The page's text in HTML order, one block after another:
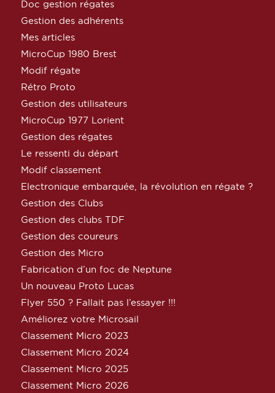
Doc gestion régates
Gestion des adhérents
Mes articles
MicroCup 1980 Brest
Modif régate
Rétro Proto
Gestion des utilisateurs
MicroCup 1977 Lorient
Gestion des régates
Le ressenti du départ
Modif classement
Electronique embarquée, la révolution en régate ?
Gestion des Clubs
Gestion des clubs TDF
Gestion des coureurs
Gestion des Micro
Fabrication d’un foc de Neptune
Un nouveau Proto Lucas
Flyer 550 ? Fallait pas l’essayer !!!
Améliorez votre Microsail
Classement Micro 2023
Classement Micro 2024
Classement Micro 2025
Classement Micro 2026